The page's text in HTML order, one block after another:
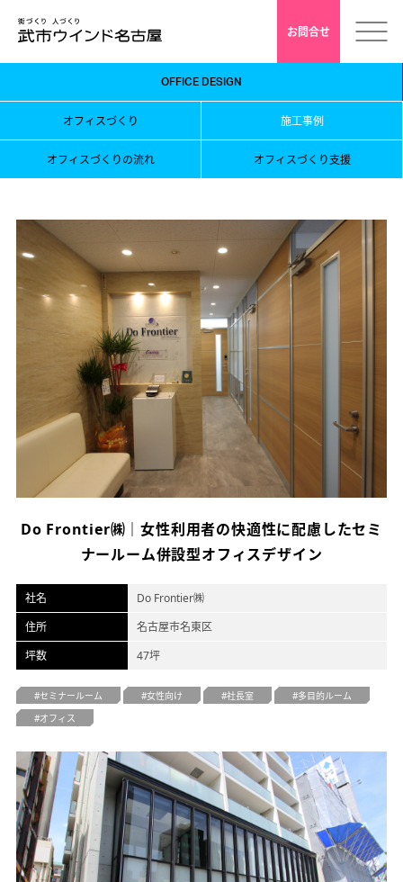
採用情報
店舗デザイン
インドアゴルフ
オフィスデザイン
不動産情報
お問合せ
OFFICE DESIGN
オフィスづくり 施工事例
オフィスづくりの流れ オフィスづくり支援
Do Frontier㈱｜女性利用者の快適性に配慮したセミ
ナールーム併設型オフィスデザイン
社名
Do Frontier㈱
住所
名古屋市名東区
坪数
47坪
セミナールーム 女性向け 社長室
多目的ルーム
オフィス